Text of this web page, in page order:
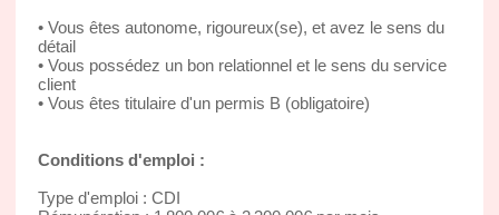
• Vous êtes autonome, rigoureux(se), et avez le sens du
détail
• Vous possédez un bon relationnel et le sens du service
client
• Vous êtes titulaire d'un permis B (obligatoire)
Conditions d'emploi :
Type d'emploi : CDI